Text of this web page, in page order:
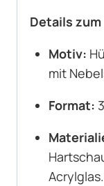
Details
Motiv:
mit
Format:
Acrylglas.